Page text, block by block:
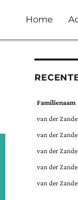
Home
Familienaam
van der
van der
van der
van der
van der